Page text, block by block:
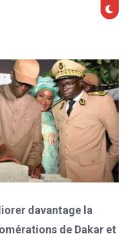
davantage la
de Dakar et